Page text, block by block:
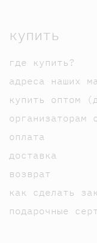
купить
где купить?
адреса наших
купить оптом
организаторам
оплата
доставка
возврат
как сделать
подарочные